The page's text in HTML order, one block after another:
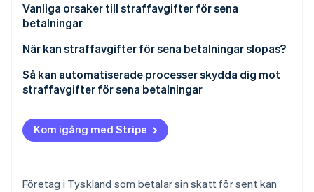
Skatt avrundas nedåt
Anståndsperiod
Vanliga orsaker till straffavgifter för sena
betalningar
Sena momsdeklarationer
Betalningsfel
Förseningar orsakade av betalningsmetoder
Likviditetsproblem
När kan straffavgifter för sena betalningar slopas?
Så kan automatiserade processer skydda dig mot
straffavgifter för sena betalningar
Kom igång med Stripe
Företag i Tyskland som betalar sin skatt för sent kan